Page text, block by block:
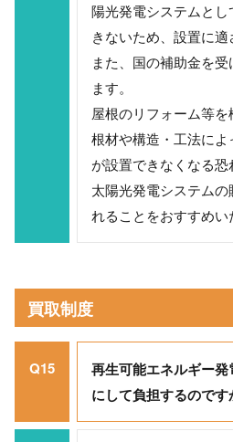
陽光発電システムと
きないため、設置に適
また、国の補助金を
ます。
屋根のリフォーム等
根材や構造・工法に
が設置できなくなる
太陽光発電システム
れることをおすすめい
買取制度
Q15
再生可能エネルギー
にして負担するのです